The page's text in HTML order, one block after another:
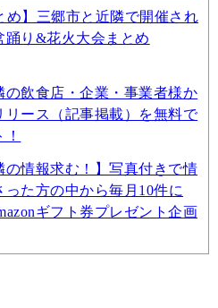
め】三郷市と近隣で開催され
踊り&花火大会まとめ
の飲食店・企業・事業者様か
リース（記事掲載）を無料で
の情報求む！】写真付きで情
った方の中から毎月10件に
ギフト券プレゼント企画